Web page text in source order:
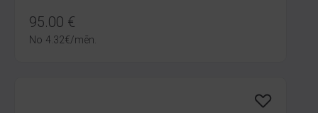
95.00 €
No 4.32€/mēn.